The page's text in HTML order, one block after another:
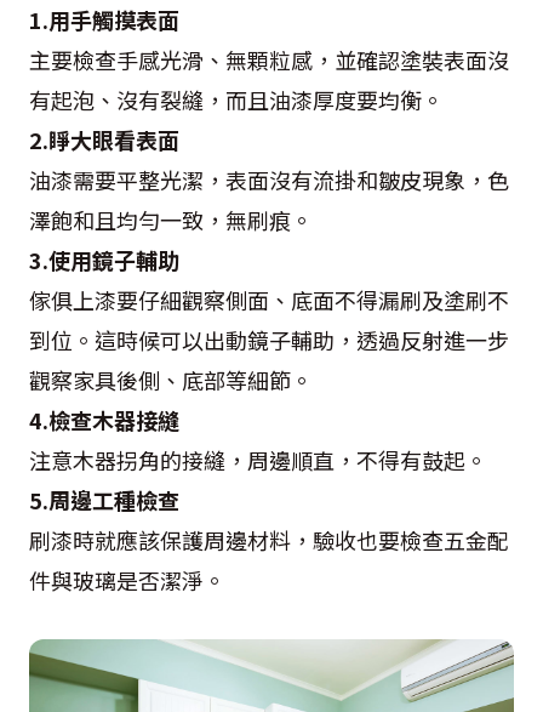
1.用手觸摸表面
主要檢查手感光滑、無顆粒感，並確認塗裝表面沒
有起泡、沒有裂縫，而且油漆厚度要均衡。
2.睜大眼看表面
油漆需要平整光潔，表面沒有流掛和皺皮現象，色
澤飽和且均勻一致，無刷痕。
3.使用鏡子輔助
傢俱上漆要仔細觀察側面、底面不得漏刷及塗刷不
到位。這時候可以出動鏡子輔助，透過反射進一步
觀察家具後側、底部等細節。
4.檢查木器接縫
注意木器拐角的接縫，周邊順直，不得有鼓起。
5.周邊工種檢查
刷漆時就應該保護周邊材料，驗收也要檢查五金配
件與玻璃是否潔淨。